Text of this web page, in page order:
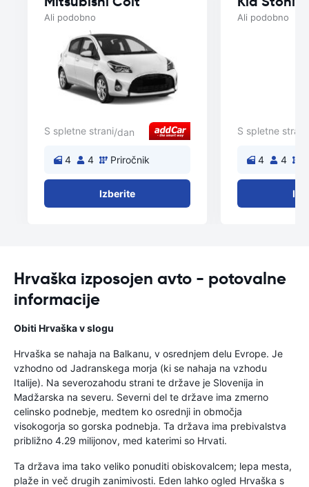
Ali podobno
S spletne strani/dan
4 4 Priročnik
Izberite
Ali podobno
S spletne strani
4 4
Hrvaška izposojen avto - potovalne
informacije
Obiti Hrvaška v slogu
Hrvaška se nahaja na Balkanu, v osrednjem delu Evrope. Je
vzhodno od Jadranskega morja (ki se nahaja na vzhodu
Italije). Na severozahodu strani te države je Slovenija in
Madžarska na severu. Severni del te države ima zmerno
celinsko podnebje, medtem ko osrednji in območja
visokogorja so gorska podnebja. Ta država ima prebivalstva
približno 4.29 milijonov, med katerimi so Hrvati.
Ta država ima tako veliko ponuditi obiskovalcem; lepa mesta,
plaže in več drugih zanimivosti. Eden lahko ogled Hrvaška s